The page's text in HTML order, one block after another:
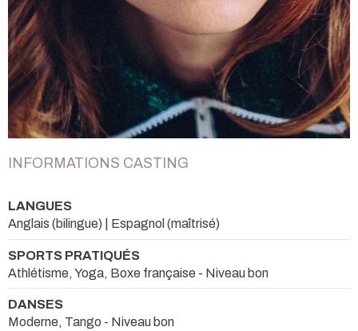
INFORMATIONS CASTING
LANGUES
Anglais (bilingue) | Espagnol (maîtrisé)
SPORTS PRATIQUÉS
Athlétisme, Yoga, Boxe française - Niveau bon
DANSES
Moderne, Tango - Niveau bon